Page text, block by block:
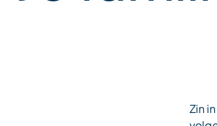
Zin